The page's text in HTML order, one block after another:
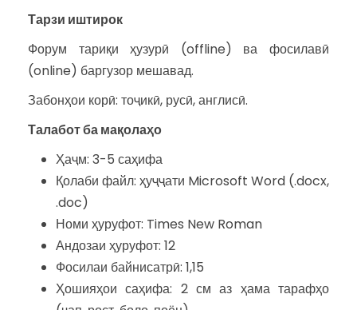
Тарзи иштирок
Форум тариқи ҳузурӣ (offline) ва фосилавӣ
(online) баргузор мешавад.
Забонҳои корӣ: тоҷикӣ, русӣ, англисӣ.
Талабот ба мақолаҳо
Ҳаҷм: 3-5 саҳифа
Қолаби файл: ҳуҷҷати Microsoft Word (.docx,
.doc)
Номи ҳуруфот: Times New Roman
Андозаи ҳуруфот: 12
Фосилаи байнисатрӣ: 1,15
Ҳошияҳои саҳифа: 2 см аз ҳама тарафҳо